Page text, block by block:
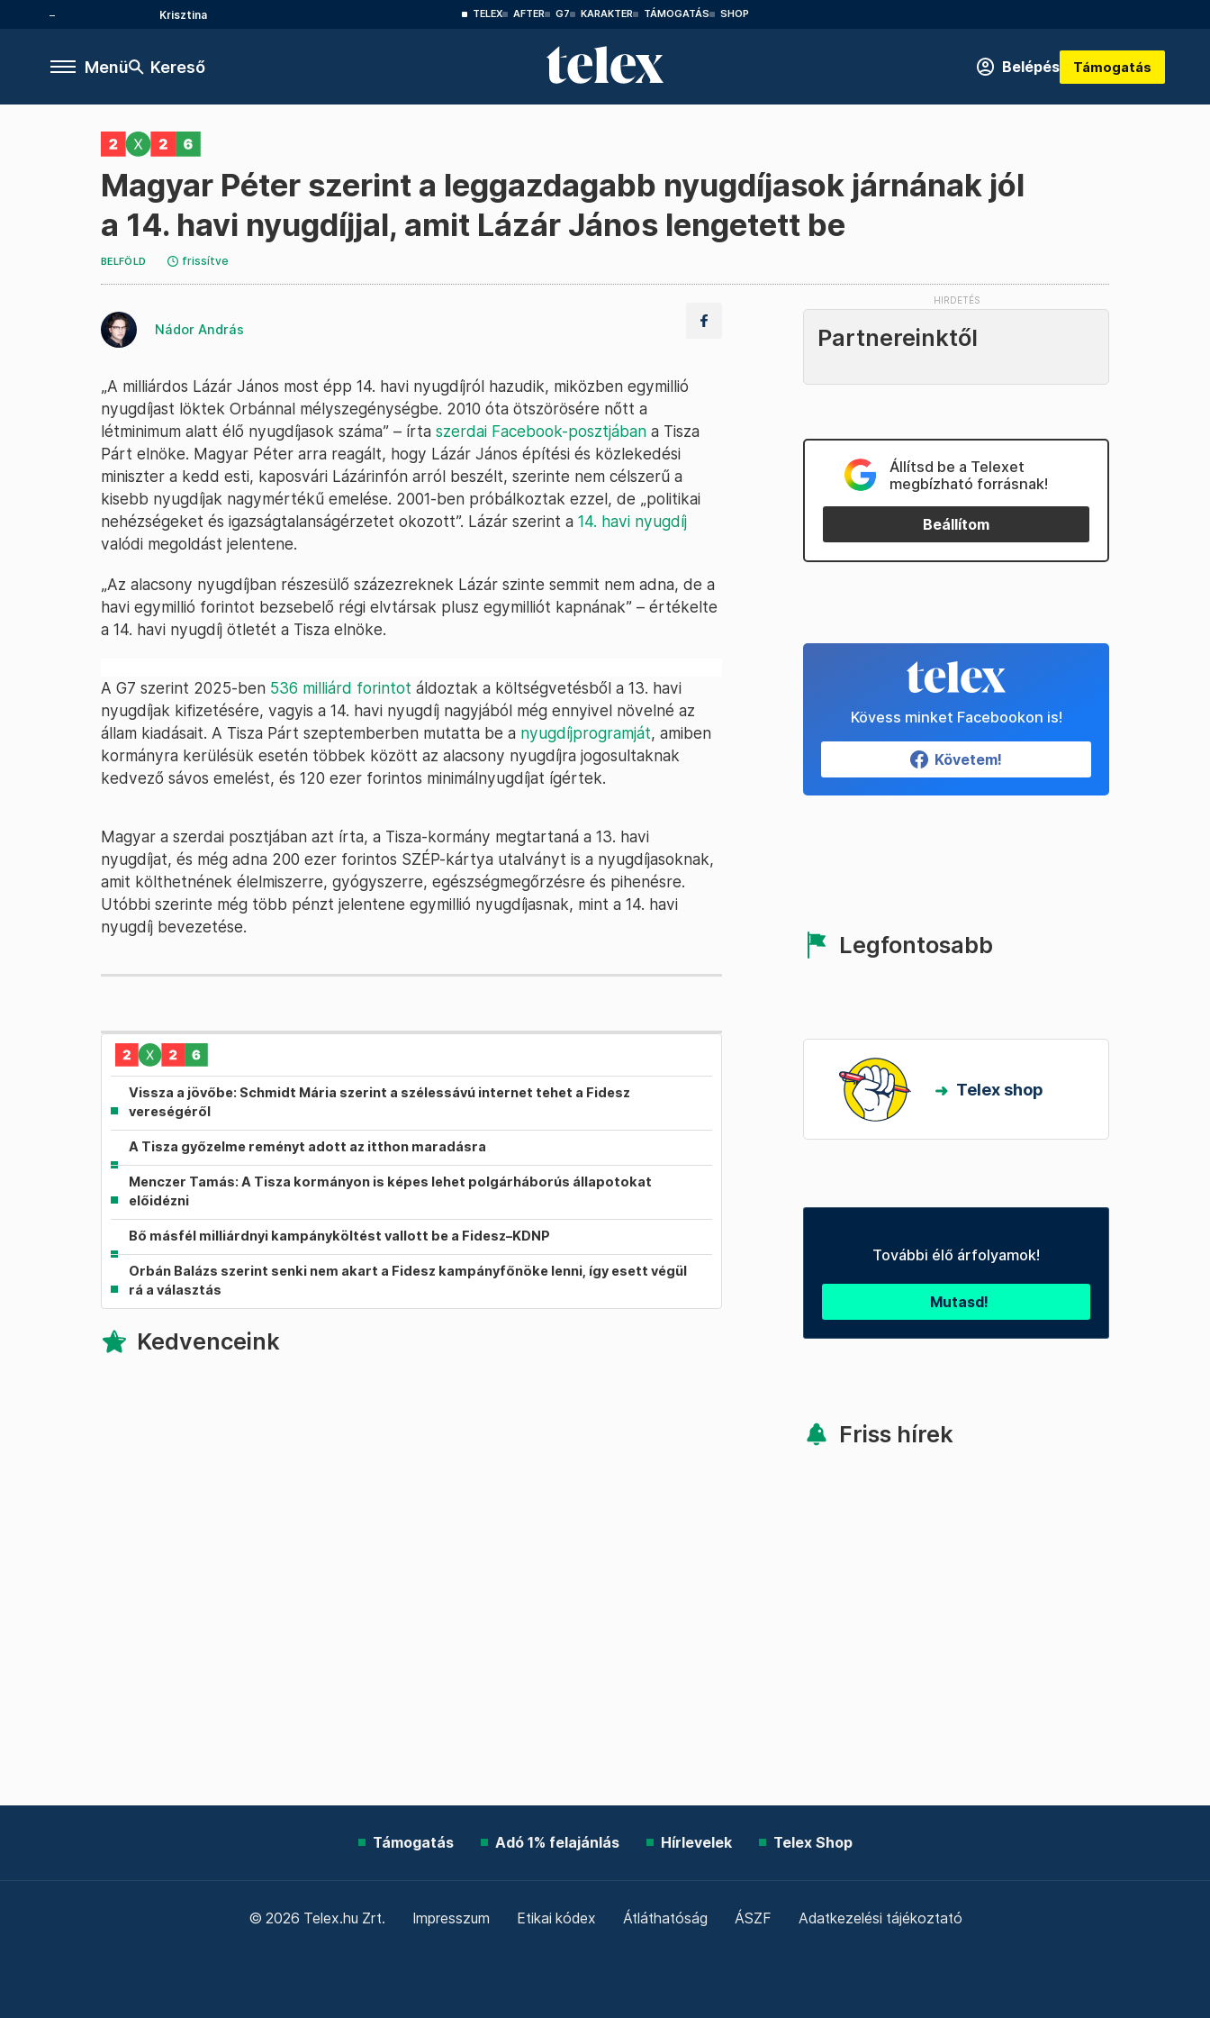
Krisztina TELEX AFTER G7 KARAKTER TÁMOGATÁS SHOP
Menü Kereső Belépés Támogatás
Magyar Péter szerint a leggazdagabb nyugdíjasok járnának jól
a 14. havi nyugdíjjal, amit Lázár János lengetett be
BELFÖLD frissítve
Nádor András
„A milliárdos Lázár János most épp 14. havi nyugdíjról hazudik, miközben egymillió
nyugdíjast löktek Orbánnal mélyszegénységbe. 2010 óta ötszörösére nőtt a
létminimum alatt élő nyugdíjasok száma” – írta szerdai Facebook-posztjában a Tisza
Párt elnöke. Magyar Péter arra reagált, hogy Lázár János építési és közlekedési
miniszter a kedd esti, kaposvári Lázárinfón arról beszélt, szerinte nem célszerű a
kisebb nyugdíjak nagymértékű emelése. 2001-ben próbálkoztak ezzel, de „politikai
nehézségeket és igazságtalanságérzetet okozott”. Lázár szerint a 14. havi nyugdíj
valódi megoldást jelentene.
„Az alacsony nyugdíjban részesülő százezreknek Lázár szinte semmit nem adna, de a
havi egymillió forintot bezsebelő régi elvtársak plusz egymilliót kapnának” – értékelte
a 14. havi nyugdíj ötletét a Tisza elnöke.
A G7 szerint 2025-ben 536 milliárd forintot áldoztak a költségvetésből a 13. havi
nyugdíjak kifizetésére, vagyis a 14. havi nyugdíj nagyjából még ennyivel növelné az
állam kiadásait. A Tisza Párt szeptemberben mutatta be a nyugdíjprogramját, amiben
kormányra kerülésük esetén többek között az alacsony nyugdíjra jogosultaknak
kedvező sávos emelést, és 120 ezer forintos minimálnyugdíjat ígértek.
Magyar a szerdai posztjában azt írta, a Tisza-kormány megtartaná a 13. havi
nyugdíjat, és még adna 200 ezer forintos SZÉP-kártya utalványt is a nyugdíjasoknak,
amit költhetnének élelmiszerre, gyógyszerre, egészségmegőrzésre és pihenésre.
Utóbbi szerinte még több pénzt jelentene egymillió nyugdíjasnak, mint a 14. havi
nyugdíj bevezetése.
Vissza a jövőbe: Schmidt Mária szerint a szélessávú internet tehet a Fidesz
vereségéről
A Tisza győzelme reményt adott az itthon maradásra
Menczer Tamás: A Tisza kormányon is képes lehet polgárháborús állapotokat
előidézni
Bő másfél milliárdnyi kampányköltést vallott be a Fidesz–KDNP
Orbán Balázs szerint senki nem akart a Fidesz kampányfőnöke lenni, így esett végül
rá a választás
Kedvenceink
Partnereinktől
Állítsd be a Telexet
megbízható forrásnak!
Beállítom
Kövess minket Facebookon is!
Követem!
Legfontosabb
Telex shop
További élő árfolyamok!
Mutasd!
Friss hírek
Támogatás Adó 1% felajánlás Hírlevelek Telex Shop
© 2026 Telex.hu Zrt. Impresszum Etikai kódex Átláthatóság ÁSZF Adatkezelési tájékoztató